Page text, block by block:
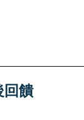
回饋